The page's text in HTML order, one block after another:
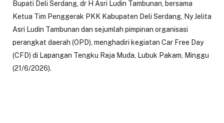
Bupati Deli Serdang, dr H Asri Ludin Tambunan, bersama
Ketua Tim Penggerak PKK Kabupaten Deli Serdang, Ny Jelita
Asri Ludin Tambunan dan sejumlah pimpinan organisasi
perangkat daerah (OPD), menghadiri kegiatan Car Free Day
(CFD) di Lapangan Tengku Raja Muda, Lubuk Pakam, Minggu
(21/6/2026).